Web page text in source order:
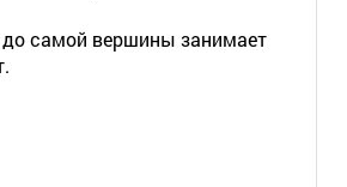
самой вершины занимает